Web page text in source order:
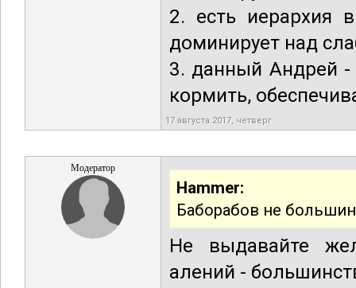
2. есть иерархия
доминирует над
3. данный Андрей -
кормить,
17 августа 2017, четверг
Модератор
Hammer:
Баборабов не
Не выдавайте
алений -